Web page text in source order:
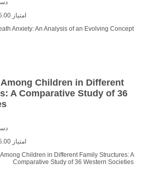
امتیاز 5.00 (1 رای)
Anxiety: An Analysis of an Evolving Concept
Children in Different
A Comparative Study of 36
امتیاز 5.00 (1 رای)
Children in Different Family Structures: A
Comparative Study of 36 Western Societies